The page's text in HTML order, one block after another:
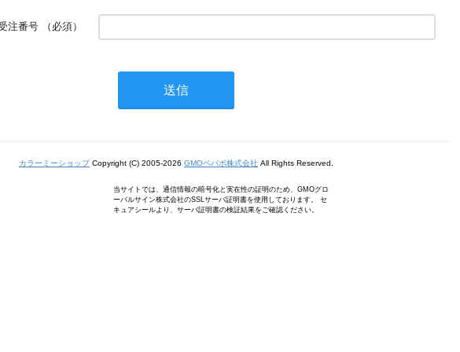
注番号 （必須）
カラーミーショップCopyright (C) 2005-2026 GMOペパボ株式会社 All Rights Reserved.
当サイトでは、通信情報の暗号化と実在性の証明のため、GMOグロ
ーバルサイン株式会社のSSLサーバ証明書を使用しております。 セ
キュアシールより、サーバ証明書の検証結果をご確認ください。